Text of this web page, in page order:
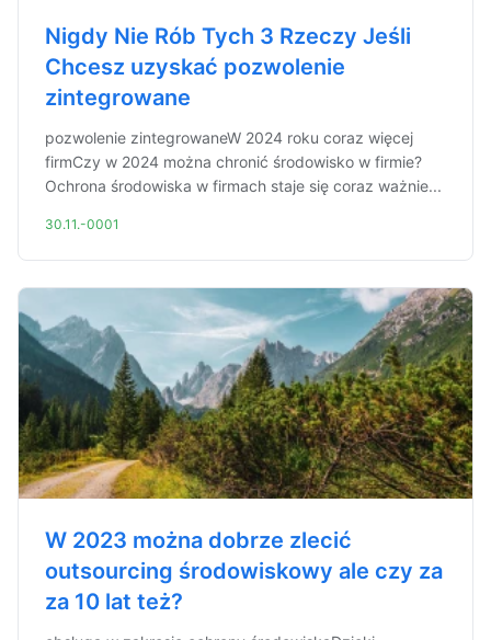
Nigdy Nie Rób Tych 3 Rzeczy Jeśli
Chcesz uzyskać pozwolenie
zintegrowane
pozwolenie zintegrowaneW 2024 roku coraz więcej
firmCzy w 2024 można chronić środowisko w firmie?
Ochrona środowiska w firmach staje się coraz ważnie...
30.11.-0001
W 2023 można dobrze zlecić
outsourcing środowiskowy ale czy za
za 10 lat też?